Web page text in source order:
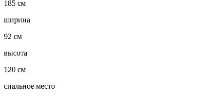
185 см
ширина
92 см
высота
120 см
спальное место